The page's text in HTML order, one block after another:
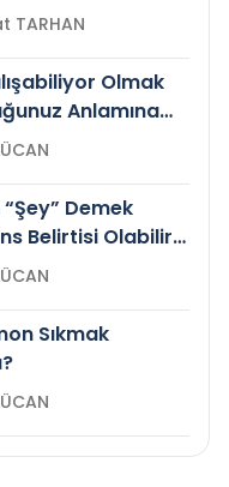
Prof.Dr. Nevzat TARHAN
Olmak
Anlamına
Demek
Belirtisi Olabilir
Sıkmak